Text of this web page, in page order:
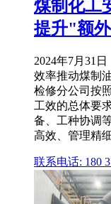
煤制化工
提升"额
2024年7月31
效率推动煤制
检修分公司按
工效的总体要
备、工种协调
高效、管理精
联系电话: 180